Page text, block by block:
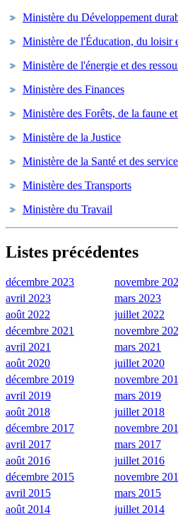
Ministère du Développement
Ministère de l'Éducation, du loisir
Ministère de l'énergie et des
Ministère des Finances
Ministère des Forêts, de la faune
Ministère de la Justice
Ministère de la Santé et des
Ministère des Transports
Ministère du Travail
Listes précédentes
décembre 2023 novembre
avril 2023
mars 2023
août 2022
juillet 2022
décembre 2021
novembre
avril 2021
mars 2021
août 2020
juillet 2020
décembre 2019
novembre
avril 2019
mars 2019
août 2018
juillet 2018
décembre 2017
novembre
avril 2017
mars 2017
août 2016
juillet 2016
décembre 2015
novembre
avril 2015
mars 2015
août 2014
juillet 2014